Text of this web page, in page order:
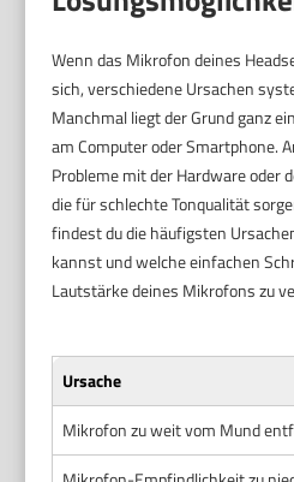
Wenn das Mikrofon deines
sich, verschiedene Ursachen
Manchmal liegt der Grund ganz
am Computer oder Smartphone.
Probleme mit der Hardware oder
die für schlechte Tonqualität
findest du die häufigsten
kannst und welche einfachen
Lautstärke deines Mikrofons zu
Ursache
Mikrofon zu weit vom Mund